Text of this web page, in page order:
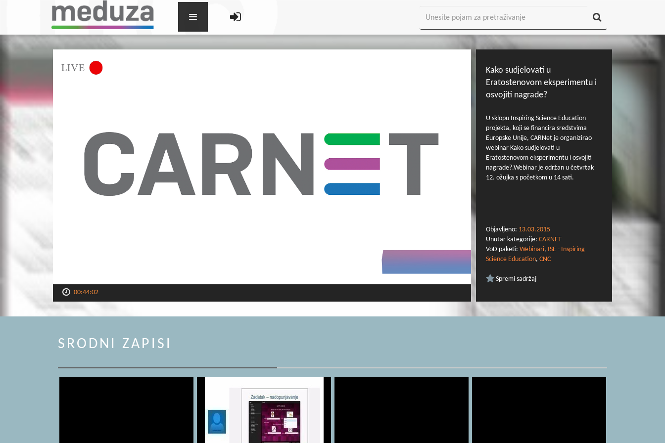
00:44:02
Kako sudjelovati u
Eratostenovom eksperimentu i
osvojiti nagrade?
U sklopu Inspiring Science Education
projekta, koji se financira sredstvima
Europske Unije, CARNet je organizirao
webinar Kako sudjelovati u
Eratostenovom eksperimentu i osvojiti
nagrade?.Webinar je održan u četvrtak
12. ožujka s početkom u 14 sati.
Objavljeno: 13.03.2015
Unutar kategorije: CARNET
VoD paketi: Webinari, ISE - Inspiring
Science Education, CNC
Spremi sadržaj
SRODNI ZAPISI